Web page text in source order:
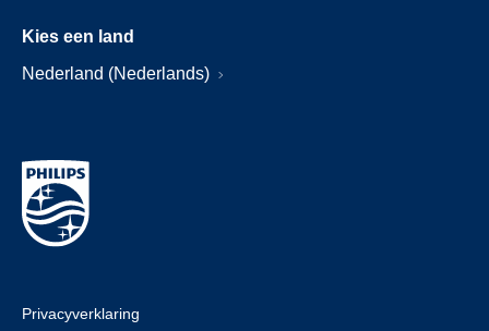
Kies een land
Nederland (Nederlands)
Privacyverklaring